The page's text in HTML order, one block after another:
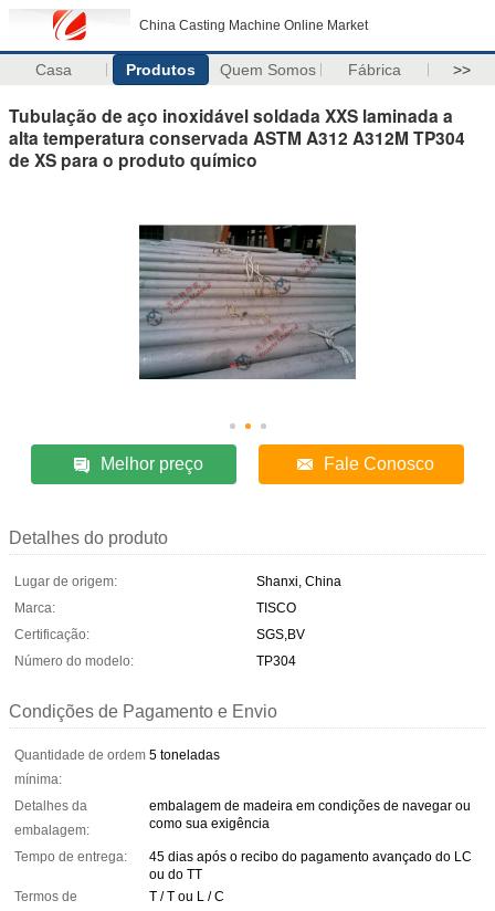
China Casting Machine Online Market
Casa Produtos Quem Somos Fábrica >>
Tubulação de aço inoxidável soldada XXS laminada a
alta temperatura conservada ASTM A312 A312M TP304
de XS para o produto químico
Melhor preço Fale Conosco
Detalhes do produto
Lugar de origem:
Shanxi, China
Marca:
TISCO
Certificação:
SGS,BV
Número do modelo:
TP304
Condições de Pagamento e Envio
Quantidade de ordem
mínima:
5 toneladas
Detalhes da
embalagem:
embalagem de madeira em condições de navegar ou
como sua exigência
Tempo de entrega:
45 dias após o recibo do pagamento avançado do LC
ou do TT
Termos de
T / T ou L / C